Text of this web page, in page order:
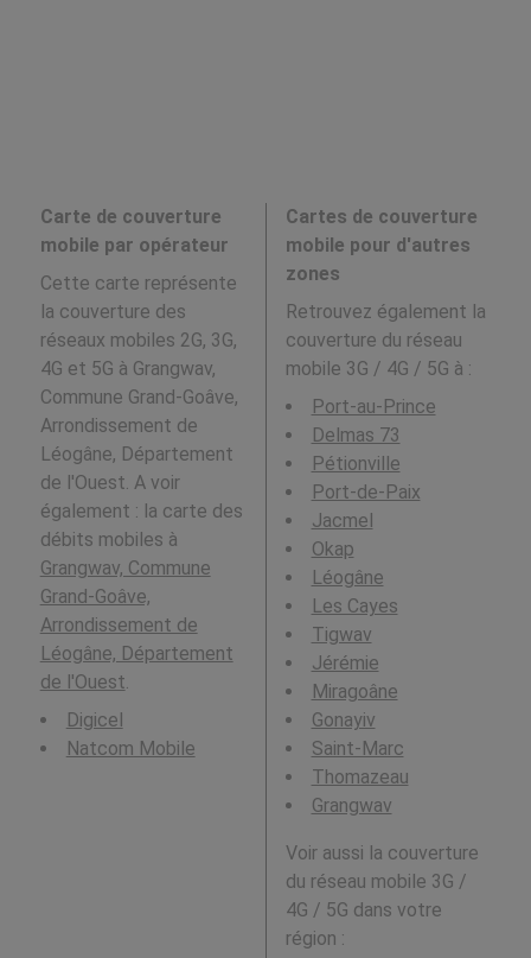
Carte de couverture
mobile par opérateur
Cette carte représente
la couverture des
réseaux mobiles 2G, 3G,
4G et 5G à Grangwav,
Commune Grand-Goâve,
Arrondissement de
Léogâne, Département
de l'Ouest. A voir
également : la carte des
débits mobiles à
Grangwav, Commune
Grand-Goâve,
Arrondissement de
Léogâne, Département
de l'Ouest.
Digicel
Natcom Mobile
Cartes de couverture
mobile pour d'autres
zones
Retrouvez également la
couverture du réseau
mobile 3G / 4G / 5G à :
Port-au-Prince
Delmas 73
Pétionville
Port-de-Paix
Jacmel
Okap
Léogâne
Les Cayes
Tigwav
Jérémie
Miragoâne
Gonayiv
Saint-Marc
Thomazeau
Grangwav
Voir aussi la couverture
du réseau mobile 3G /
4G / 5G dans votre
région :